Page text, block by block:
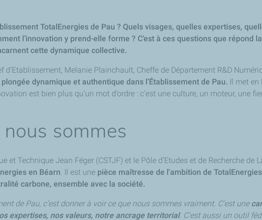
TotalEnergies de Pau ? Quels visages, quelles expertises,
l’innovation y prend-elle forme ? C’est à ces questions que répond
cette dynamique collective.
Melanie Plainchault, Cheffe de Département R&D
plongée dynamique et authentique dans l’Établissement de Pau. Il met en
est bien plus qu’un mot d’ordre : c’est une culture, un moteur, une
sommes
et Technique Jean Féger (CSTJF) et le Pôle d’Etudes et de Recherche de
en Béarn . Il est une pièce maîtresse de l'ambition de TotalEnergies
carbone, ensemble avec la société.
de Pau, c’est donner à voir ce que nous sommes vraiment. C’est une
expertises, nos valeurs, notre ancrage territorial. C’est aussi un outil